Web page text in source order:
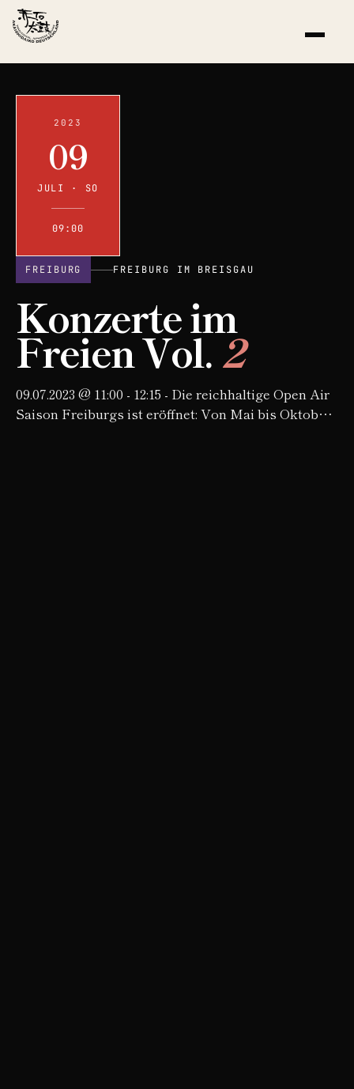
2023
09
JULI · SO
09:00
FREIBURG FREIBURG IM BREISGAU
Konzerte im
Freien Vol.2
09.07.2023 @ 11:00 - 12:15 - Die reichhaltige Open Air
Saison Freiburgs ist eröffnet: Von Mai bis Oktober